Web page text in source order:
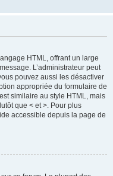
HTML, offrant un large
L’administrateur peut
pouvez aussi les désactiver
appropriée du formulaire de
similaire au style HTML, mais
que < et >. Pour plus
accessible depuis la page de